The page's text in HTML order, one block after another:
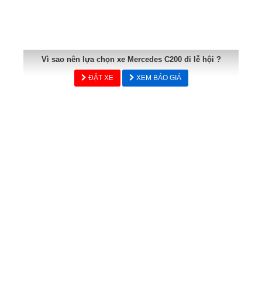
Vì sao nên lựa chọn xe Mercedes C200 đi lễ hội ?
ĐẶT XE XEM BÁO GIÁ